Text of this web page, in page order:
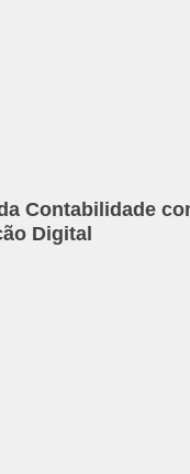
Contabilidade
Digital